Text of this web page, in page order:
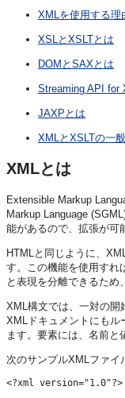
XMLを使用する理
XSLとXSLTとは
DOMとSAXとは
Streaming API for
JAXPとは
XMLとXSLTの一
XMLとは
Extensible Markup
Markup Language
能があるので、拡張が可
HTMLと同じように、
す。この機能を使用すれ
と表現を分離できるため
XML構文では、一対の開
XMLドキュメントにもル
ます。要素には、名前
次のサンプルXMLファイ
<?xml version="1.0"?>